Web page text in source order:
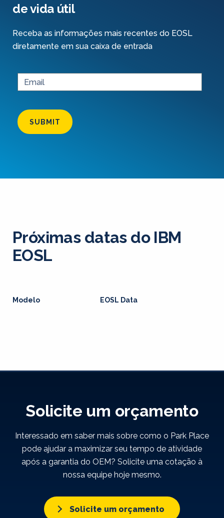
de vida útil
Receba as informações mais recentes do EOSL
diretamente em sua caixa de entrada
SUBMIT
Próximas datas do IBM
EOSL
Modelo EOSL Data
Solicite um orçamento
Interessado em saber mais sobre como o Park Place
pode ajudar a maximizar seu tempo de atividade
após a garantia do OEM? Solicite uma cotação à
nossa equipe hoje mesmo.
Solicite um orçamento